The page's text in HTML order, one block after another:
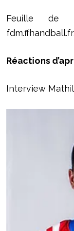
Feuille de
Réactions
Interview